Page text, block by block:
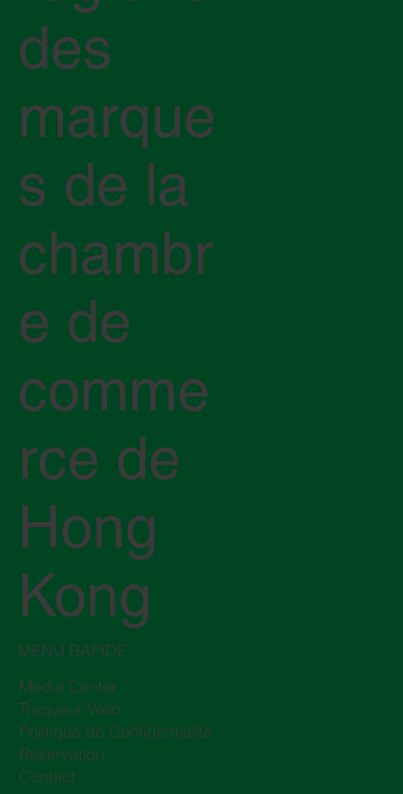
des
marque
s de la
chambr
e de
comme
rce de
Hong
Kong
MENU RAPIDE
Media Center
Traqueur Web
Politique de Confidentialité
Réservation
Contact